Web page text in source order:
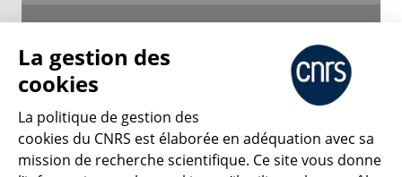
CNRS Le Mag
La gestion des
cookies
La politique de gestion des
cookies du CNRS est élaborée en adéquation avec sa
mission de recherche scientifique. Ce site vous donne